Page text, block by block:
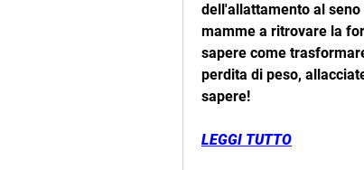
dell'allattamento al
mamme a ritrovare la
sapere come
perdita di peso,
sapere!
LEGGI TUTTO